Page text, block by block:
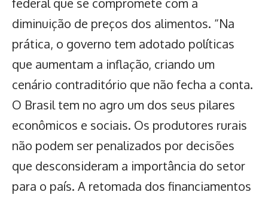
federal que se compromete com a
diminuição de preços dos alimentos. “Na
prática, o governo tem adotado políticas
que aumentam a inflação, criando um
cenário contraditório que não fecha a conta.
O Brasil tem no agro um dos seus pilares
econômicos e sociais. Os produtores rurais
não podem ser penalizados por decisões
que desconsideram a importância do setor
para o país. A retomada dos financiamentos